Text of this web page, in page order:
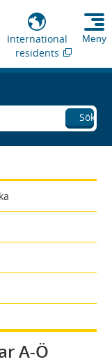
International
residents
Meny
Sök
A-Ö